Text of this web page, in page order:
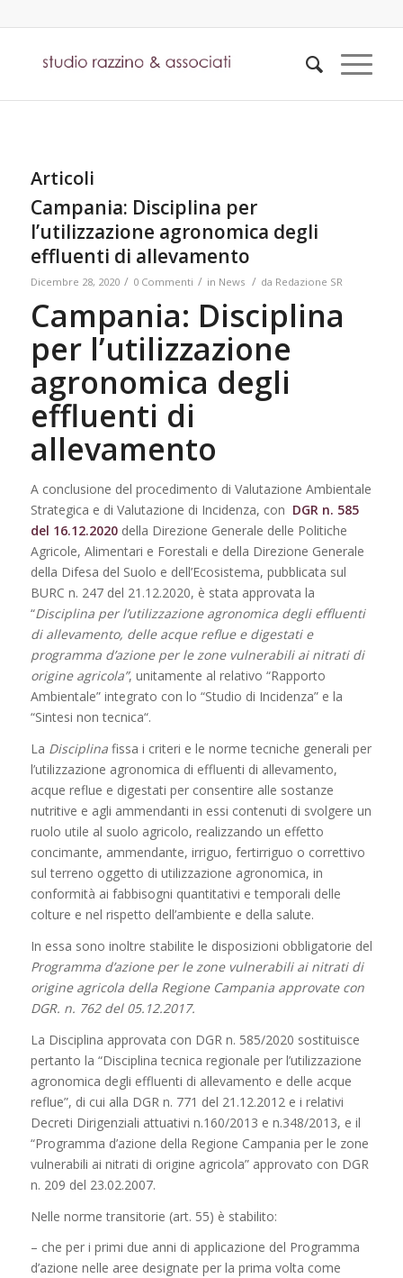
Articoli
Campania: Disciplina per
l’utilizzazione agronomica degli
effluenti di allevamento
Dicembre 28, 2020 / 0 Commenti / in News / da Redazione SR
Campania: Disciplina
per l’utilizzazione
agronomica degli
effluenti di
allevamento
A conclusione del procedimento di Valutazione Ambientale
Strategica e di Valutazione di Incidenza, con DGR n. 585
del 16.12.2020della Direzione Generale delle Politiche
Agricole, Alimentari e Forestali e della Direzione Generale
della Difesa del Suolo e dell’Ecosistema, pubblicata sul
BURC n. 247 del 21.12.2020, è stata approvata la
“Disciplina per l’utilizzazione agronomica degli effluenti
di allevamento, delle acque reflue e digestati e
programma d’azione per le zone vulnerabili ai nitrati di
origine agricola”, unitamente al relativo “Rapporto
Ambientale” integrato con lo “Studio di Incidenza” e la
“Sintesi non tecnica“.
La Disciplinafissa i criteri e le norme tecniche generali per
l’utilizzazione agronomica di effluenti di allevamento,
acque reflue e digestati per consentire alle sostanze
nutritive e agli ammendanti in essi contenuti di svolgere un
ruolo utile al suolo agricolo, realizzando un effetto
concimante, ammendante, irriguo, fertirriguo o correttivo
sul terreno oggetto di utilizzazione agronomica, in
conformità ai fabbisogni quantitativi e temporali delle
colture e nel rispetto dell’ambiente e della salute.
In essa sono inoltre stabilite le disposizioni obbligatorie del
Programma d’azione per le zone vulnerabili ai nitrati di
origine agricola della Regione Campania approvate con
DGR. n. 762 del 05.12.2017.
La Disciplina approvata con DGR n. 585/2020 sostituisce
pertanto la “Disciplina tecnica regionale per l’utilizzazione
agronomica degli effluenti di allevamento e delle acque
reflue”, di cui alla DGR n. 771 del 21.12.2012 e i relativi
Decreti Dirigenziali attuativi n.160/2013 e n.348/2013, e il
“Programma d’azione della Regione Campania per le zone
vulnerabili ai nitrati di origine agricola” approvato con DGR
n. 209 del 23.02.2007.
Nelle norme transitorie (art. 55) è stabilito:
– che per i primi due anni di applicazione del Programma
d’azione nelle aree designate per la prima volta come